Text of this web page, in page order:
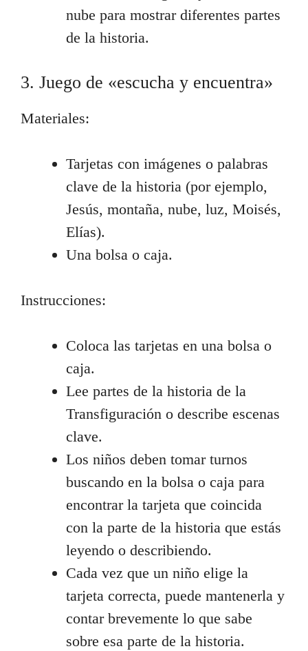
nube para mostrar diferentes partes
de la historia.
3. Juego de «escucha y encuentra»
Materiales:
Tarjetas con imágenes o palabras
clave de la historia (por ejemplo,
Jesús, montaña, nube, luz, Moisés,
Elías).
Una bolsa o caja.
Instrucciones:
Coloca las tarjetas en una bolsa o
caja.
Lee partes de la historia de la
Transfiguración o describe escenas
clave.
Los niños deben tomar turnos
buscando en la bolsa o caja para
encontrar la tarjeta que coincida
con la parte de la historia que estás
leyendo o describiendo.
Cada vez que un niño elige la
tarjeta correcta, puede mantenerla y
contar brevemente lo que sabe
sobre esa parte de la historia.